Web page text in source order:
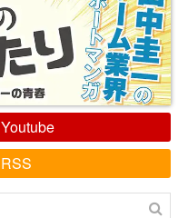
Youtube
RSS